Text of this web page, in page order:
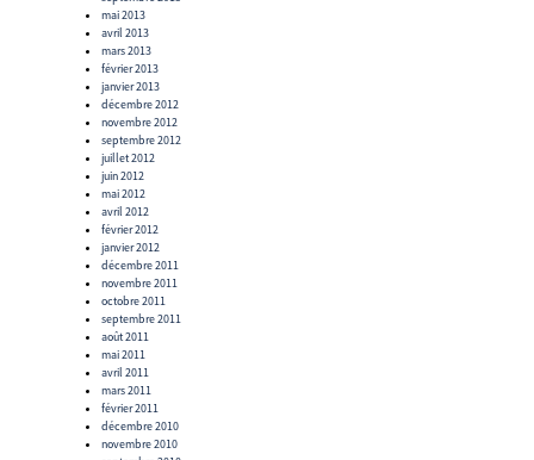
mai 2013
avril 2013
mars 2013
février 2013
janvier 2013
décembre 2012
novembre 2012
septembre 2012
juillet 2012
juin 2012
mai 2012
avril 2012
février 2012
janvier 2012
décembre 2011
novembre 2011
octobre 2011
septembre 2011
août 2011
mai 2011
avril 2011
mars 2011
février 2011
décembre 2010
novembre 2010